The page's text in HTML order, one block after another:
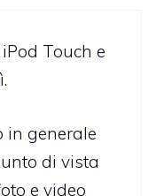
Touch e
in generale
di vista
e video